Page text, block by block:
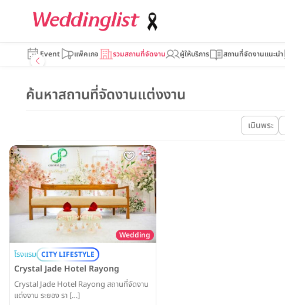
Event แพ็คเกจ รวมสถานที่จัดงาน ผู้ให้บริการ สถานที่จัดงานแนะนำ
ค้นหาสถานที่จัดงานแต่งงาน
เนินพระ
Wedding
โรงแรม CITY LIFESTYLE
Crystal Jade Hotel Rayong
Crystal Jade Hotel Rayong สถานที่จัดงาน
แต่งงาน ระยอง รา […]